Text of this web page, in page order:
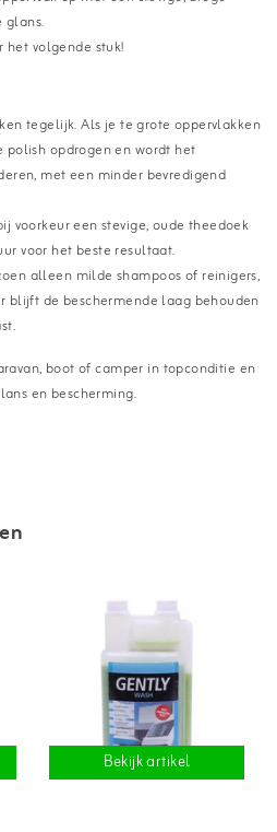
glans.
het volgende stuk!
tegelijk. Als je te grote oppervlakken
polish opdrogen en wordt het
met een minder bevredigend
voorkeur een stevige, oude theedoek
voor het beste resultaat.
alleen milde shampoos of reinigers,
blijft de beschermende laag behouden
boot of camper in topconditie en
en bescherming.
Bekijk artikel